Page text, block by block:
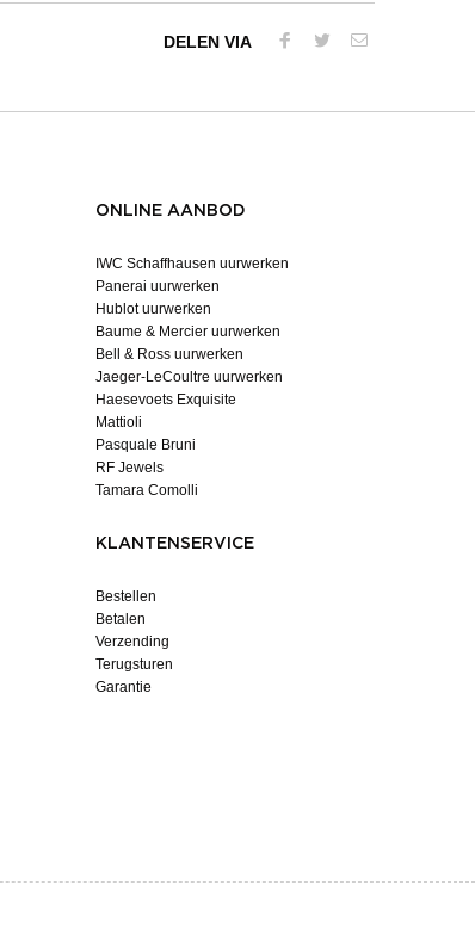
DELEN VIA
ONLINE AANBOD
IWC Schaffhausen uurwerken
Panerai uurwerken
Hublot uurwerken
Baume & Mercier uurwerken
Bell & Ross uurwerken
Jaeger-LeCoultre uurwerken
Haesevoets Exquisite
Mattioli
Pasquale Bruni
RF Jewels
Tamara Comolli
KLANTENSERVICE
Bestellen
Betalen
Verzending
Terugsturen
Garantie